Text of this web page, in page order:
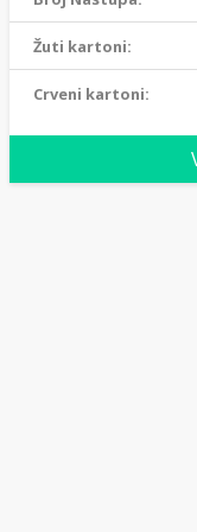
Žuti kartoni:
Crveni kartoni: